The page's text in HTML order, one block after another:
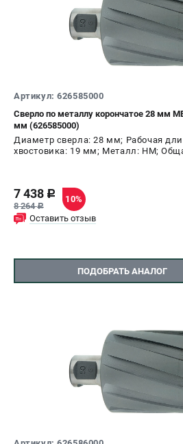
Артикул: 626585000
Сверло по металлу корончатое 28 мм
мм (626585000)
Диаметр сверла: 28 мм; Рабочая
хвостовика: 19 мм; Металл: HM;
7 438 c
8 264c
10%
Оставить отзыв
ПОДОБРАТЬ АНАЛОГ